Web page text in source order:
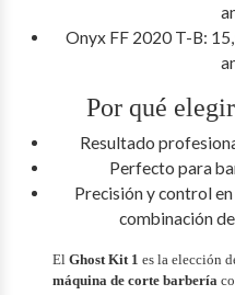
Onyx FF 2020 T-B:
Por qué
Resultado
Perfecto para
Precisión y control
combinación
ElGhost Kit 1 es la elección
máquina de corte barbería